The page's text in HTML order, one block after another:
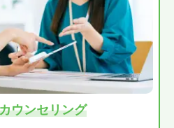
ウンセリング